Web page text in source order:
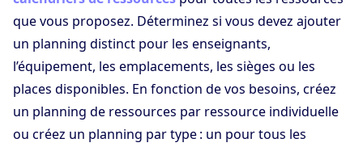
que vous proposez. Déterminez si vous devez ajouter
un planning distinct pour les enseignants,
l’équipement, les emplacements, les sièges ou les
places disponibles. En fonction de vos besoins, créez
un planning de ressources par ressource individuelle
ou créez un planning par type : un pour tous les